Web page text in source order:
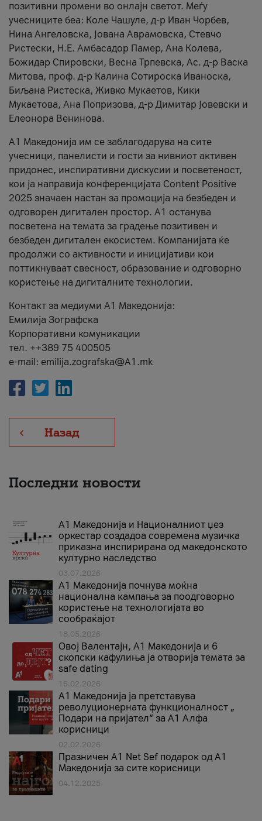
позитивни промени во онлајн светот. Меѓу
учесниците беа: Коле Чашуле, д-р Иван Чорбев,
Нина Ангеловска, Јована Аврамовска, Стевчо
Ристески, Н.Е. Амбасадор Памер, Ана Колева,
Божидар Спировски, Весна Трпевска, Ас. д-р Васка
Митова, проф. д-р Калина Сотироска Иваноска,
Биљана Ристеска, Живко Мукаетов, Кики
Мукаетова, Ана Попризова, д-р Димитар Јовевски и
Елеонора Венинова.
А1 Македонија им се заблагодарува на сите
учесници, панелисти и гости за нивниот активен
придонес, инспиративни дискусии и посветеност,
кои ја направија конференцијата Content Positive
2025 значаен настан за промоција на безбеден и
одговорен дигитален простор. А1 останува
посветена на темата за градење позитивен и
безбеден дигитален екосистем. Компанијата ќе
продолжи со активности и иницијативи кои
поттикнуваат свесност, образование и одговорно
користење на дигиталните технологии.
Контакт за медиуми А1 Македонија:
Емилија Зографска
Корпоративни комуникации
тел. ++389 75 400505
e-mail: emilija.zografska@A1.mk
Назад
Последни новости
А1 Македонија и Националниот џез
оркестар создадоа современа музичка
приказна инспирирана од македонското
културно наследство
03.07.2026
A1 Македонија почнува моќна
национална кампања за поодговорно
користење на технологијата во
сообраќајот
18.05.2026
Овој Валентајн, A1 Македонија и 6
скопски кафулиња ја отворија темата за
safe dating
16.02.2026
А1 Македонија ја претставува
револуционерната функционалност „
Подари на пријател“ за А1 Алфа
корисници
02.02.2026
Празничен A1 Net Sеf подарок од А1
Македонија за сите корисници
04.12.2025